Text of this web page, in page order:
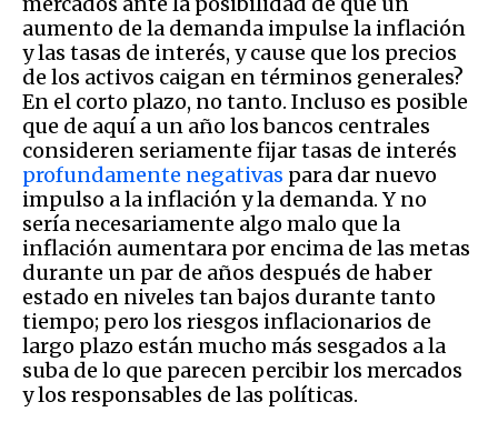
aumento de la demanda impulse la inflación
y las tasas de interés, y cause que los precios
de los activos caigan en términos generales?
En el corto plazo, no tanto. Incluso es posible
que de aquí a un año los bancos centrales
consideren seriamente fijar tasas de interés
profundamente negativas para dar nuevo
impulso a la inflación y la demanda. Y no
sería necesariamente algo malo que la
inflación aumentara por encima de las metas
durante un par de años después de haber
estado en niveles tan bajos durante tanto
tiempo; pero los riesgos inflacionarios de
largo plazo están mucho más sesgados a la
suba de lo que parecen percibir los mercados
y los responsables de las políticas.